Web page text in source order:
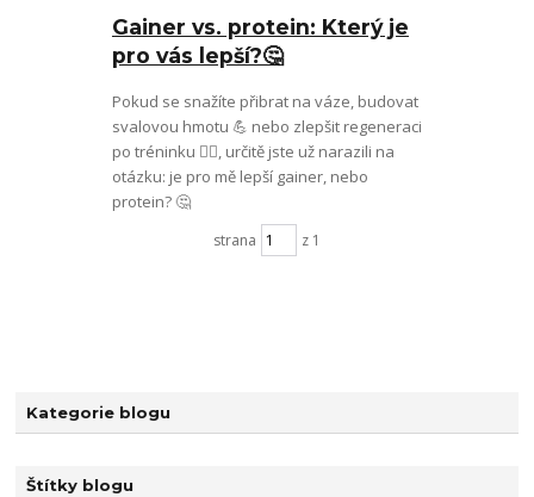
Kategorie blogu
Štítky blogu
Gainer vs. protein: Který je
pro vás lepší?🤔
Pokud se snažíte přibrat na váze, budovat
svalovou hmotu 💪 nebo zlepšit regeneraci
po tréninku 🏋️‍♀️, určitě jste už narazili na
otázku: je pro mě lepší gainer, nebo
protein? 🤔
strana z 1